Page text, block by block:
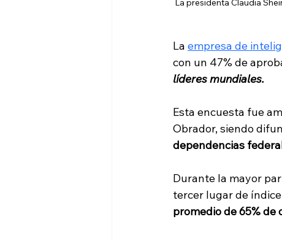
La presidenta Claudia
La empresa de
con un 47% de
líderes mundiales.
Esta encuesta fue
Obrador, siendo
dependencias
Durante la mayor
tercer lugar de
promedio de 65%